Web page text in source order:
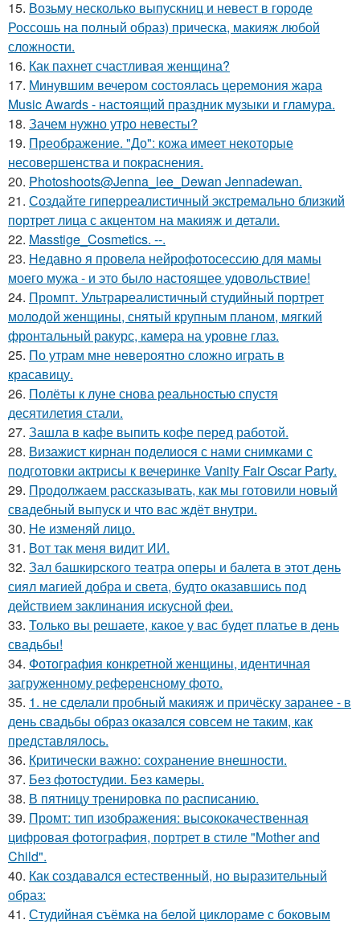
15. Возьму несколько выпускниц и невест в городе
Россошь на полный образ) прическа, макияж любой
сложности.
16. Как пахнет счастливая женщина?
17. Минувшим вечером состоялась церемония жара
Music Awards - настоящий праздник музыки и гламура.
18. Зачем нужно утро невесты?
19. Преображение. "До": кожа имеет некоторые
несовершенства и покраснения.
20. Photoshoots@Jenna_lee_Dewan Jennadewan.
21. Создайте гиперреалистичный экстремально близкий
портрет лица с акцентом на макияж и детали.
22. Masstige_Cosmetics. --.
23. Недавно я провела нейрофотосессию для мамы
моего мужа - и это было настоящее удовольствие!
24. Промпт. Ультрареалистичный студийный портрет
молодой женщины, снятый крупным планом, мягкий
фронтальный ракурс, камера на уровне глаз.
25. По утрам мне невероятно сложно играть в
красавицу.
26. Полёты к луне снова реальностью спустя
десятилетия стали.
27. Зашла в кафе выпить кофе перед работой.
28. Визажист кирнан поделиося с нами снимками с
подготовки актрисы к вечеринке Vanity Fair Oscar Party.
29. Продолжаем рассказывать, как мы готовили новый
свадебный выпуск и что вас ждёт внутри.
30. Не изменяй лицо.
31. Вот так меня видит ИИ.
32. Зал башкирского театра оперы и балета в этот день
сиял магией добра и света, будто оказавшись под
действием заклинания искусной феи.
33. Только вы решаете, какое у вас будет платье в день
свадьбы!
34. Фотография конкретной женщины, идентичная
загруженному референсному фото.
35. 1. не сделали пробный макияж и причёску заранее - в
день свадьбы образ оказался совсем не таким, как
представлялось.
36. Критически важно: сохранение внешности.
37. Без фотостудии. Без камеры.
38. В пятницу тренировка по расписанию.
39. Промт: тип изображения: высококачественная
цифровая фотография, портрет в стиле "Mother and
Child".
40. Как создавался естественный, но выразительный
образ:
41. Студийная съёмка на белой циклораме с боковым